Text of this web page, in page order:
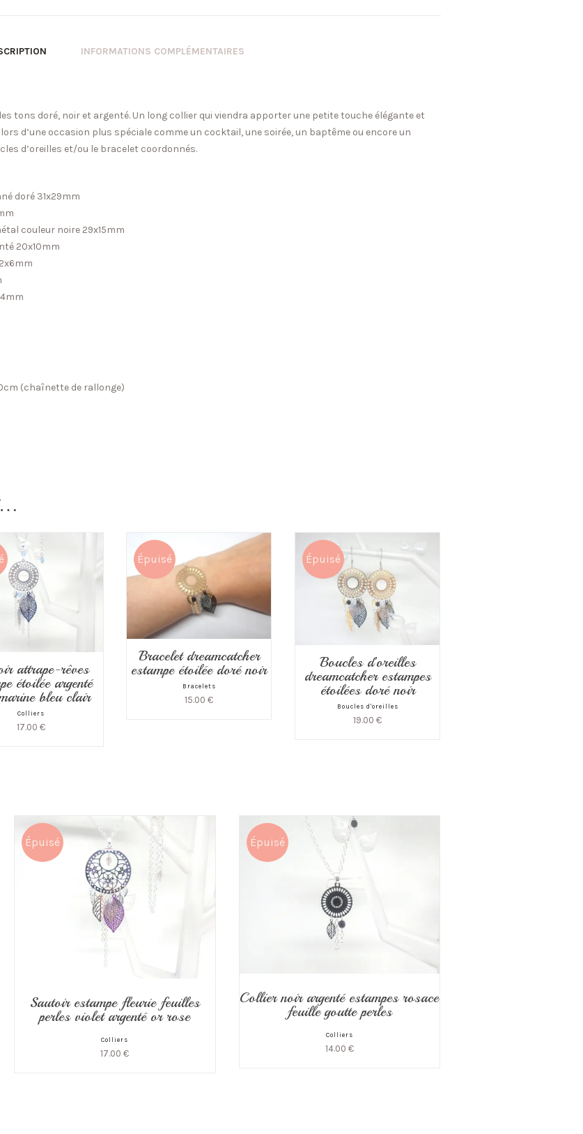
INFORMATIONS COMPLÉMENTAIRES
tons doré, noir et argenté. Un long collier quiviendra apporter une petite touche élégante et
d’une occasion plus spéciale comme un cocktail, une soirée, un baptême ou encore un
d’oreilles et/ou le bracelet coordonnés.
doré 31x29mm
couleur noire 29x15mm
20x10mm
(chaînette de rallonge)
attrape-rêves
étoilée argenté
bleu clair
Colliers
17.00 €
Épuisé
Bracelet dreamcatcher
estampe étoilée doré noir
Bracelets
15.00 €
Épuisé
Boucles d’oreilles
dreamcatcher estampes
étoilées doré noir
Boucles d'oreilles
19.00 €
Épuisé
Sautoir estampe fleurie feuilles
perles violet argenté or rose
Colliers
17.00 €
Épuisé
Collier noir argenté estampes rosace
feuille goutte perles
Colliers
14.00 €